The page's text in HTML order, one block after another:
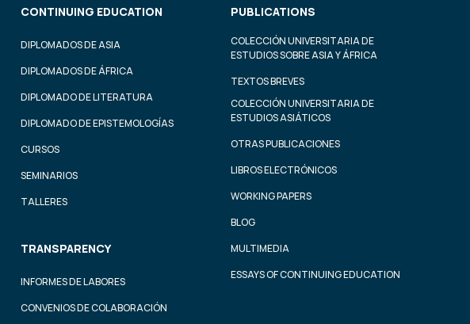
CONTINUING EDUCATION
DIPLOMADOS DE ASIA
DIPLOMADOS DE ÁFRICA
DIPLOMADO DE LITERATURA
DIPLOMADO DE EPISTEMOLOGÍAS
CURSOS
SEMINARIOS
TALLERES
TRANSPARENCY
INFORMES DE LABORES
CONVENIOS DE COLABORACIÓN
PUBLICATIONS
COLECCIÓN UNIVERSITARIA DE
ESTUDIOS SOBRE ASIA Y ÁFRICA
TEXTOS BREVES
COLECCIÓN UNIVERSITARIA DE
ESTUDIOS ASIÁTICOS
OTRAS PUBLICACIONES
LIBROS ELECTRÓNICOS
WORKING PAPERS
BLOG
MULTIMEDIA
ESSAYS OF CONTINUING EDUCATION